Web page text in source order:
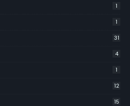
1
1
31
4
1
12
15